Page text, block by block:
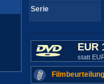
Serie
EUR
statt